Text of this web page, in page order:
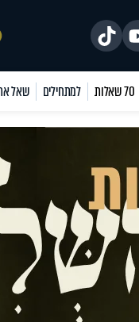
70 שאלות למתחילים שאל